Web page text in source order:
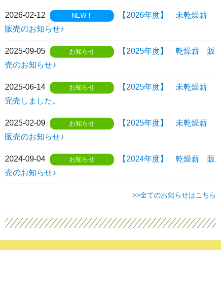
2026-02-12 NEW！
【2026年度】 未乾燥薪
販売のお知らせ♪
2025-09-05 お知らせ
【2025年度】 乾燥薪 販
売のお知らせ♪
2025-06-14 お知らせ
【2025年度】 未乾燥薪
完売しました。
2025-02-09 お知らせ
【2025年度】 未乾燥薪
販売のお知らせ♪
2024-09-04 お知らせ
【2024年度】 乾燥薪 販
売のお知らせ♪
>>全てのお知らせはこちら